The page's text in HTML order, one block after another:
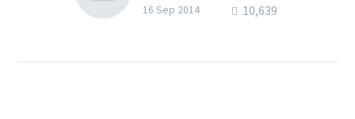
Lorem Ipsum. Proin10,639
16 Sep 2014